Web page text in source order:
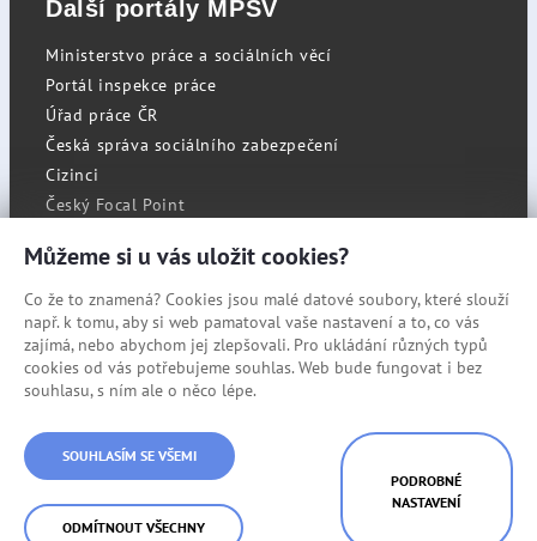
Další portály MPSV
Ministerstvo práce a sociálních věcí
Portál inspekce práce
Úřad práce ČR
Česká správa sociálního zabezpečení
Cizinci
Český Focal Point
RSS
Cookies
Prohlášení o přístupnosti
Mapa stránek
© Státní úřad inspekce práce
Můžeme si u vás uložit cookies?
Co že to znamená? Cookies jsou malé datové soubory, které slouží
např. k tomu, aby si web pamatoval vaše nastavení a to, co vás
zajímá, nebo abychom jej zlepšovali. Pro ukládání různých typů
cookies od vás potřebujeme souhlas. Web bude fungovat i bez
souhlasu, s ním ale o něco lépe.
SOUHLASÍM SE VŠEMI
ODMÍTNOUT VŠECHNY
PODROBNÉ
NASTAVENÍ